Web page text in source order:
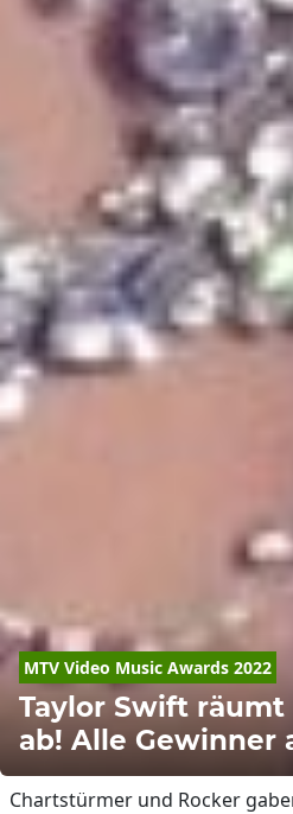
MTV Video Music Awards 2022
Taylor Swift räumt
ab! Alle Gewinner
Chartstürmer und Rocker